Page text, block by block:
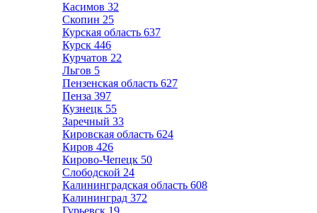
Касимов 32
Скопин 25
Курская область 637
Курск 446
Курчатов 22
Льгов 5
Пензенская область 627
Пенза 397
Кузнецк 55
Заречный 33
Кировская область 624
Киров 426
Кирово-Чепецк 50
Слободской 24
Калининградская область 608
Калининград 372
Гурьевск 19